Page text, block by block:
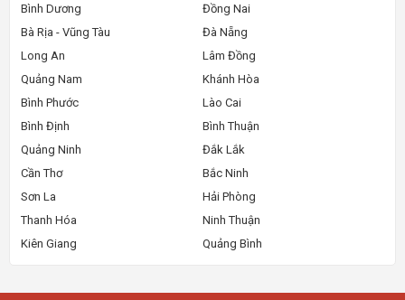
Bình Dương
Đồng Nai
Bà Rịa - Vũng Tàu
Đà Nẵng
Long An
Lâm Đồng
Quảng Nam
Khánh Hòa
Bình Phước
Lào Cai
Bình Định
Bình Thuận
Quảng Ninh
Đắk Lắk
Cần Thơ
Bắc Ninh
Sơn La
Hải Phòng
Thanh Hóa
Ninh Thuận
Kiên Giang
Quảng Bình